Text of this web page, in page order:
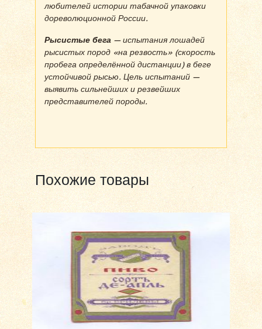
любителей истории табачной упаковки
дореволюционной России.
Рысистые бега — испытания лошадей
рысистых пород «на резвость» (скорость
пробега определённой дистанции) в беге
устойчивой рысью. Цель испытаний —
выявить сильнейших и резвейших
представителей породы.
Похожие товары